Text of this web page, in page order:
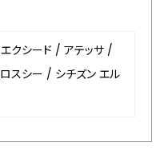
エクシード / アテッサ /
スシー / シチズン エル